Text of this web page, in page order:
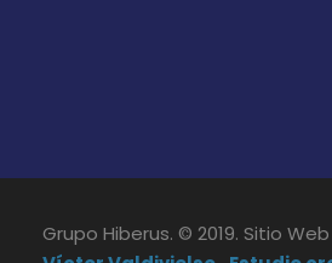
Grupo Hiberus. © 2019. Sitio